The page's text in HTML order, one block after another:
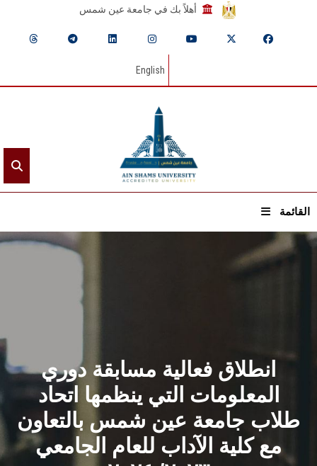
أهلاً بك في جامعة عين شمس
English
القائمة
الشئون الأكاديمية
البحث العلمي
الرعاية الصحية
انطلاق فعالية مسابقة دوري
المعلومات التي ينظمها اتحاد
طلاب جامعة عين شمس بالتعاون
مع كلية الآداب للعام الجامعي